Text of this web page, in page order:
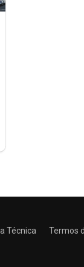
Técnica Termos